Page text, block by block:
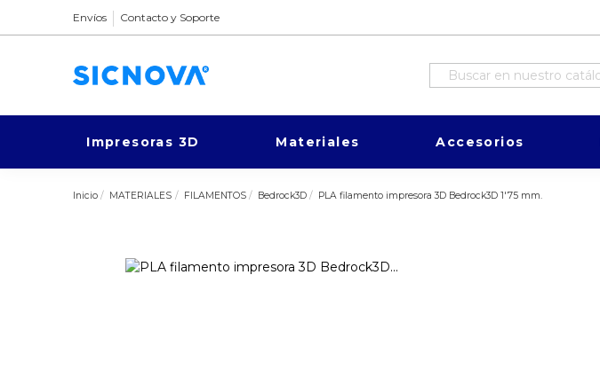
Envíos Contacto y Soporte
Impresoras 3D Materiales Accesorios
Inicio MATERIALES FILAMENTOS Bedrock3D PLA filamento impresora 3D Bedrock3D 1'75 mm.